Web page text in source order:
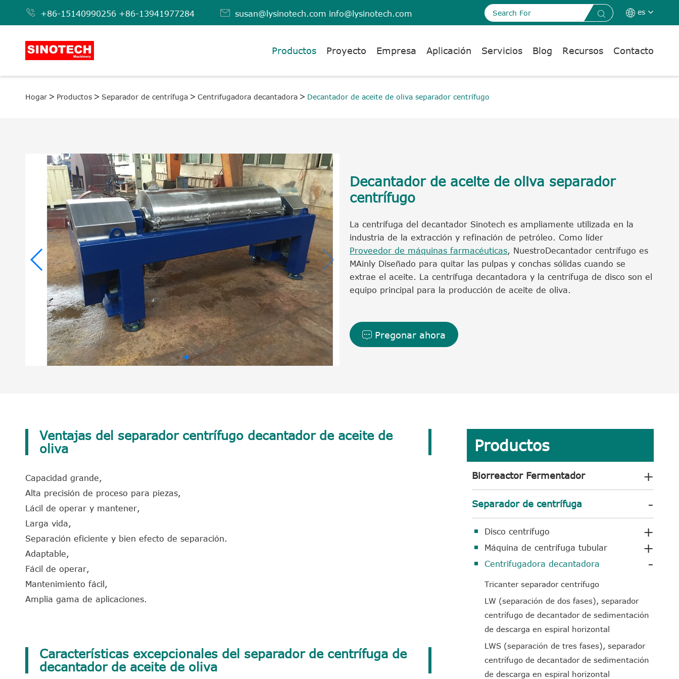
 +86-15140990256 +86-13941977284  susan@lysinotech.com info@lysinotech.com   es
Productos Proyecto Empresa Aplicación Servicios Blog Recursos Contacto
Hogar Productos Separador de centrífuga Centrifugadora decantadora Decantador de aceite de oliva separador centrífugo
Decantador de aceite de oliva separador
centrífugo
La centrífuga del decantador Sinotech es ampliamente utilizada en la
industria de la extracción y refinación de petróleo. Como líder
Proveedor de máquinas farmacéuticas , NuestroDecantador centrífugo es
MAinly Diseñado para quitar las pulpas y conchas sólidas cuando se
extrae el aceite. La centrífuga decantadora y la centrífuga de disco son el
equipo principal para la producción de aceite de oliva.
 Pregonar ahora
Ventajas del separador centrífugo decantador de aceite de
oliva
Capacidad grande,
Alta precisión de proceso para piezas,
Lácil de operar y mantener,
Larga vida,
Separación eficiente y bien efecto de separación.
Adaptable,
Fácil de operar,
Mantenimiento fácil,
Amplia gama de aplicaciones.
Características excepcionales del separador de centrífuga de
decantador de aceite de oliva
Productos
Biorreactor Fermentador +
Separador de centrífuga -
Disco centrífugo +
Máquina de centrífuga tubular +
Centrifugadora decantadora -
Tricanter separador centrífugo
LW (separación de dos fases), separador
centrífugo de decantador de sedimentación
de descarga en espiral horizontal
LWS (separación de tres fases), separador
centrífugo de decantador de sedimentación
de descarga en espiral horizontal